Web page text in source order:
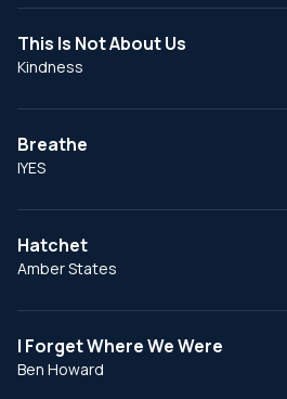
This Is Not About Us
Kindness
Breathe
IYES
Hatchet
Amber States
I Forget Where We Were
Ben Howard